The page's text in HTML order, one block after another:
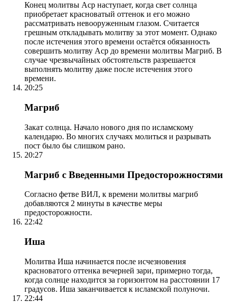
Конец молитвы Аср наступает, когда свет солнца
приобретает красноватый оттенок и его можно
рассматривать невооруженным глазом. Считается
грешным откладывать молитву за этот момент. Однако
после истечения этого времени остаётся обязанность
совершить молитву Аср до времени молитвы Магриб. В
случае чрезвычайных обстоятельств разрешается
выполнять молитву даже после истечения этого
времени.
20:25
Магриб
Закат солнца. Начало нового дня по исламскому
календарю. Во многих случаях молиться и разрывать
пост было бы слишком рано.
20:27
Магриб с Введенными Предосторожностями
Согласно фетве ВИЛ, к времени молитвы магриб
добавляются 2 минуты в качестве меры
предосторожности.
22:42
Иша
Молитва Иша начинается после исчезновения
красноватого оттенка вечерней зари, примерно тогда,
когда солнце находится за горизонтом на расстоянии 17
градусов. Иша заканчивается к исламской полуночи.
22:44